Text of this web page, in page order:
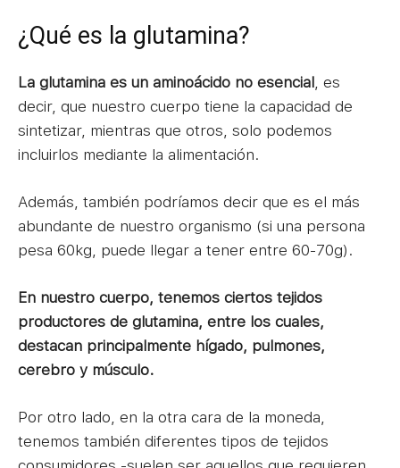
¿Qué es la glutamina?
La glutamina es un aminoácido no esencial , es
decir, que nuestro cuerpo tiene la capacidad de
sintetizar, mientras que otros, solo podemos
incluirlos mediante la alimentación.
Además, también podríamos decir que es el más
abundante de nuestro organismo (si una persona
pesa 60kg, puede llegar a tener entre 60-70g).
En nuestro cuerpo, tenemos ciertos tejidos
productores de glutamina, entre los cuales,
destacan principalmente hígado, pulmones,
cerebro y músculo.
Por otro lado, en la otra cara de la moneda,
tenemos también diferentes tipos de tejidos